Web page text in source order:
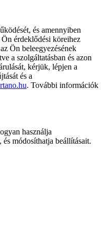
és amennyiben
érdeklődési köreihez
Ön beleegyezésének
a szolgáltatásban és azon
kérjük, lépjen a
és a
. További információk
használja
módosíthatja beállításait.